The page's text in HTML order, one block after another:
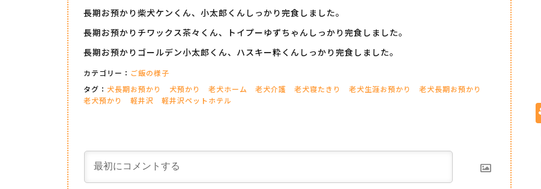
長期お預かり柴犬ケンくん、小太郎くんしっかり完食しました。
長期お預かりチワックス茶々くん、トイプーゆずちゃんしっかり完食しました。
長期お預かりゴールデン小太郎くん、ハスキー粋くんしっかり完食しました。
カテゴリー： ご飯の様子
タグ： 犬長期お預かり 犬預かり 老犬ホーム 老犬介護 老犬寝たきり 老犬生涯お預かり
老犬長期お預かり
老犬預かり
軽井沢 軽井沢ペットホテル